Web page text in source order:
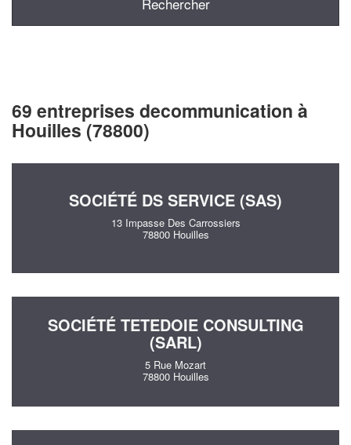
69 entreprises decommunication à
Houilles (78800)
SOCIÉTÉ DS SERVICE (SAS)
13 Impasse Des Carrossiers
78800 Houilles
SOCIÉTÉ TETEDOIE CONSULTING
(SARL)
5 Rue Mozart
78800 Houilles